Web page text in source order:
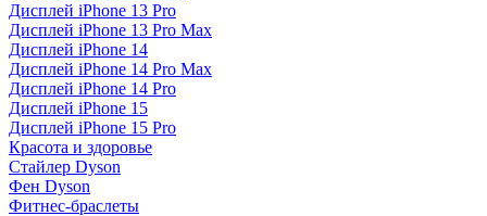
Дисплей iPhone 13 Pro
Дисплей iPhone 13 Pro Max
Дисплей iPhone 14
Дисплей iPhone 14 Pro Max
Дисплей iPhone 14 Pro
Дисплей iPhone 15
Дисплей iPhone 15 Pro
Красота и здоровье
Стайлер Dyson
Фен Dyson
Фитнес-браслеты